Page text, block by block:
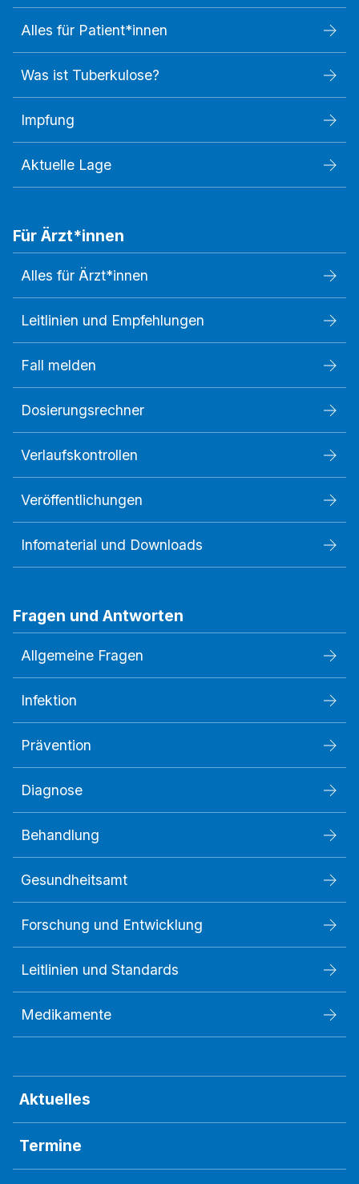
Alles für Patient*innen
Was ist Tuberkulose?
Impfung
Aktuelle Lage
Für Ärzt*innen
Alles für Ärzt*innen
Leitlinien und Empfehlungen
Fall melden
Dosierungsrechner
Verlaufskontrollen
Veröffentlichungen
Infomaterial und Downloads
Fragen und Antworten
Allgemeine Fragen
Infektion
Prävention
Diagnose
Behandlung
Gesundheitsamt
Forschung und Entwicklung
Leitlinien und Standards
Medikamente
Aktuelles
Termine